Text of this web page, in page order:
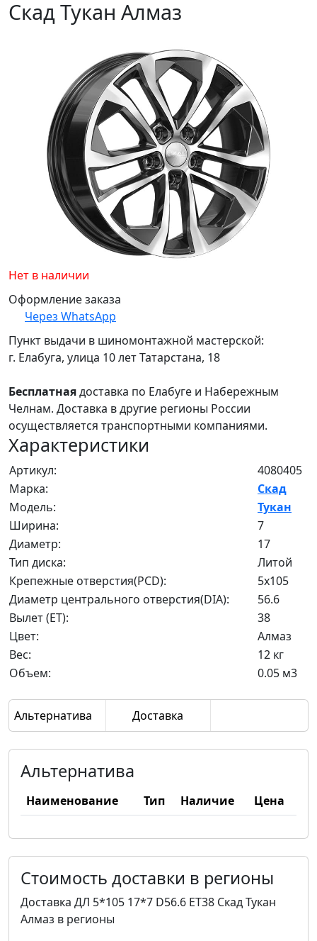
Скад Тукан Алмаз
Нет в наличии
Оформление заказа
Через WhatsApp
Пункт выдачи в шиномонтажной мастерской:
г. Елабуга, улица 10 лет Татарстана, 18
Бесплатнаядоставка по Елабуге и Набережным
Челнам. Доставка в другие регионы России
осуществляется транспортными компаниями.
Характеристики
Артикул:
4080405
Марка:
Скад
Модель:
Тукан
Ширина:
7
Диаметр:
17
Тип диска:
Литой
Крепежные отверстия(PCD):
5x105
Диаметр центрального отверстия(DIA):
56.6
Вылет (ET):
38
Цвет:
Алмаз
Вес:
12 кг
Объем:
0.05 м3
Альтернатива Доставка
Альтернатива
Наименование Тип Наличие Цена
Стоимость доставки в регионы
Доставка ДЛ 5*105 17*7 D56.6 ET38 Скад Тукан
Алмаз в регионы